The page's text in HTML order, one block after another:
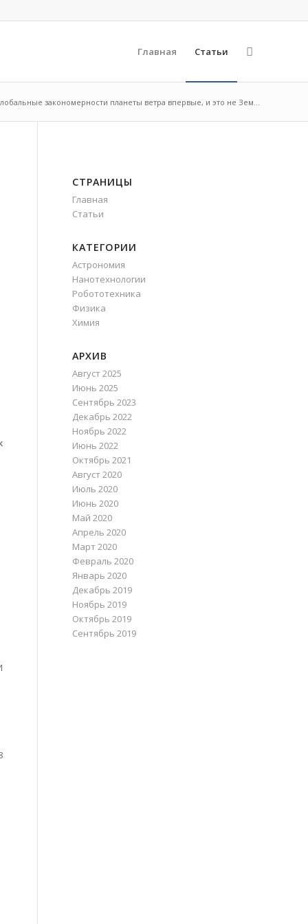
Главная Статьи
закономерности планеты ветра впервые, и это не Зем...
СТРАНИЦЫ
Главная
Статьи
КАТЕГОРИИ
Астрономия
Нанотехнологии
Робототехника
Физика
Химия
АРХИВ
Август 2025
Июнь 2025
Сентябрь 2023
Декабрь 2022
Ноябрь 2022
Июнь 2022
Октябрь 2021
Август 2020
Июль 2020
Июнь 2020
Май 2020
Апрель 2020
Март 2020
Февраль 2020
Январь 2020
Декабрь 2019
Ноябрь 2019
Октябрь 2019
Сентябрь 2019